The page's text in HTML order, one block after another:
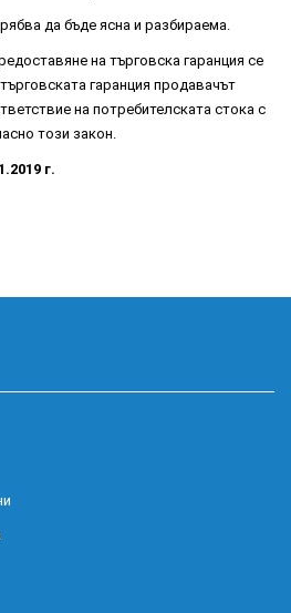
да бъде ясна и разбираема.
на търговска гаранция се
гаранция продавачът
на потребителската стока с
този закон.
г.